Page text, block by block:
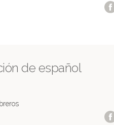
de español